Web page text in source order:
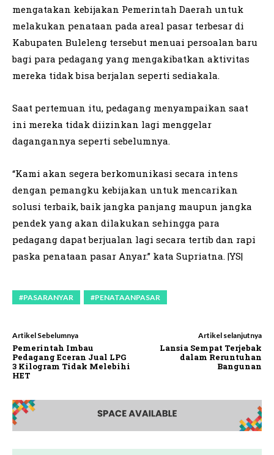
mengatakan kebijakan Pemerintah Daerah untuk
melakukan penataan pada areal pasar terbesar di
Kabupaten Buleleng tersebut menuai persoalan baru
bagi para pedagang yang mengakibatkan aktivitas
mereka tidak bisa berjalan seperti sediakala.
Saat pertemuan itu, pedagang menyampaikan saat
ini mereka tidak diizinkan lagi menggelar
dagangannya seperti sebelumnya.
“Kami akan segera berkomunikasi secara intens
dengan pemangku kebijakan untuk mencarikan
solusi terbaik, baik jangka panjang maupun jangka
pendek yang akan dilakukan sehingga para
pedagang dapat berjualan lagi secara tertib dan rapi
paska penataan pasar Anyar.” kata Supriatna. |YS|
#PASARANYAR #PENATAANPASAR
Artikel Sebelumnya
Pemerintah Imbau
Pedagang Eceran Jual LPG
3 Kilogram Tidak Melebihi
HET
Artikel selanjutnya
Lansia Sempat Terjebak
dalam Reruntuhan
Bangunan